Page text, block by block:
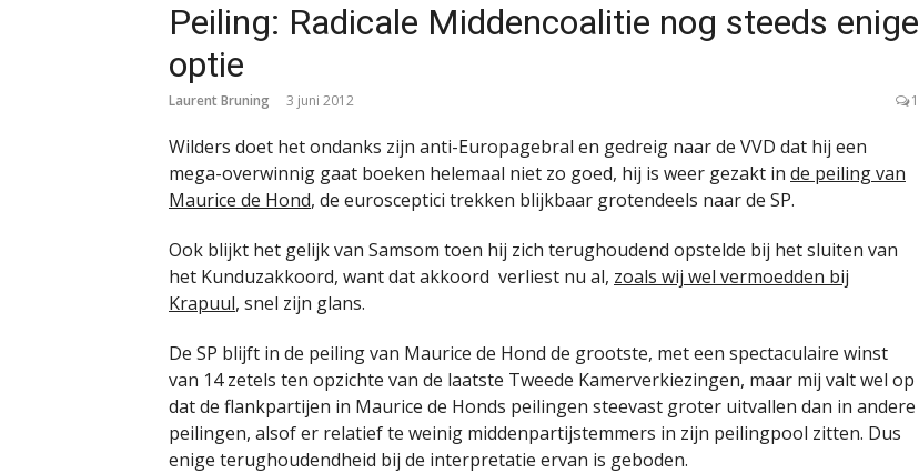
Peiling: Radicale Middencoalitie nog steeds enige
optie
Laurent Bruning 3 juni 2012 1
Wilders doet het ondanks zijn anti-Europagebral en gedreig naar de VVD dat hij een
mega-overwinnig gaat boeken helemaal niet zo goed, hij is weer gezakt in de peiling van
Maurice de Hond, de eurosceptici trekken blijkbaar grotendeels naar de SP.
Ook blijkt het gelijk van Samsom toen hij zich terughoudend opstelde bij het sluiten van
het Kunduzakkoord, want dat akkoord verliest nu al, zoals wij wel vermoedden bij
Krapuul, snel zijn glans.
De SP blijft in de peiling van Maurice de Hond de grootste, met een spectaculaire winst
van 14 zetels ten opzichte van de laatste Tweede Kamerverkiezingen, maar mij valt wel op
dat de flankpartijen in Maurice de Honds peilingen steevast groter uitvallen dan in andere
peilingen, alsof er relatief te weinig middenpartijstemmers in zijn peilingpool zitten. Dus
enige terughoudendheid bij de interpretatie ervan is geboden.